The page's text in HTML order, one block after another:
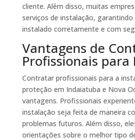
cliente. Além disso, muitas
serviços de instalação,
instalado corretamente e com
Vantagens de
Profissionais para
Contratar profissionais para a
proteção em Indaiatuba e Nova
vantagens. Profissionais
instalação seja feita de maneira
problemas futuros. Além disso,
orientações sobre o melhor tipo